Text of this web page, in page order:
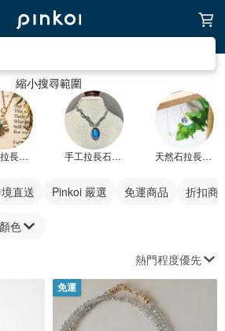
縮小搜尋範圍
925銀拉長石項鍊 手工拉長石項鍊 天然石拉長石項鍊
直送 Pinkoi 嚴選 免運商品 折扣商
顏色
熱門程度優先
免運